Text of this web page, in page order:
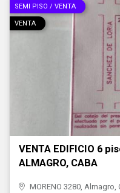
SEMI PISO / VENTA
VENTA
VENTA EDIFICIO 6
ALMAGRO, CABA
MORENO 3280,